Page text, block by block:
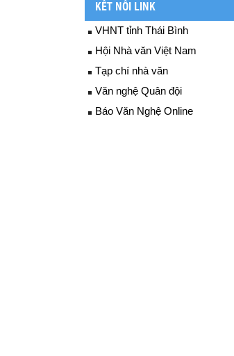
KẾT NỐI LINK
VHNT tỉnh Thái Bình
Hội Nhà văn Việt Nam
Tạp chí nhà văn
Văn nghệ Quân đội
Báo Văn Nghệ Online